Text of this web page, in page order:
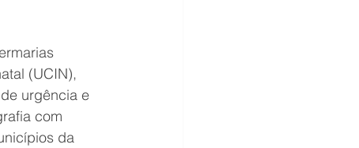
(UCIN),
urgência e
com
da